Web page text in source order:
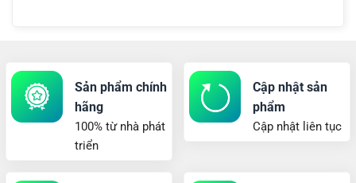
Sản phẩm chính
hãng
100% từ nhà phát
triển
Cập nhật sản
phẩm
Cập nhật liên tục